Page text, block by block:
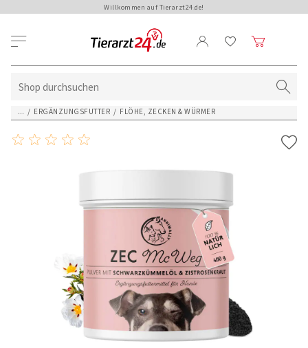
Willkommen auf Tierarzt24.de!
... / ERGÄNZUNGSFUTTER / FLÖHE, ZECKEN & WÜRMER